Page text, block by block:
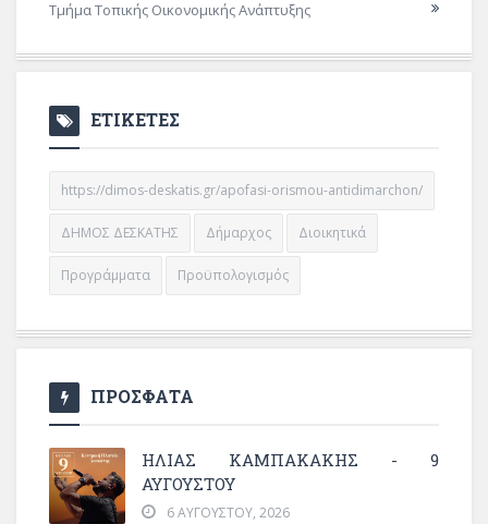
Τμήμα Τοπικής Οικονομικής Ανάπτυξης
ΕΤΙΚΕΤΕΣ
https://dimos-deskatis.gr/apofasi-orismou-antidimarchon/
ΔΗΜΟΣ ΔΕΣΚΑΤΗΣ Δήμαρχος Διοικητικά
Προγράμματα Προϋπολογισμός
ΠΡΟΣΦΑΤΑ
ΗΛΙΑΣ ΚΑΜΠΑΚΑΚΗΣ - 9
ΑΥΓΟΥΣΤΟΥ
6 ΑΥΓΟΎΣΤΟΥ, 2026